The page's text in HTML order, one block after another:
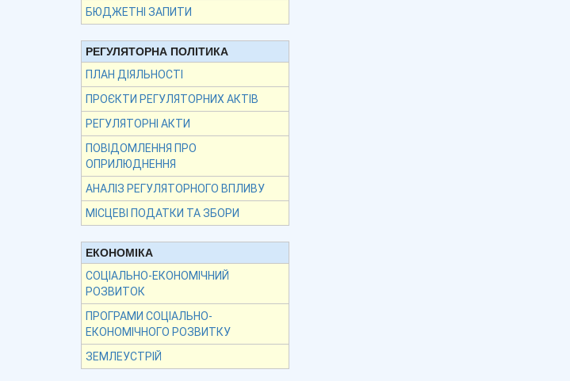
БЮДЖЕТНІ ЗАПИТИ
РЕГУЛЯТОРНА ПОЛІТИКА
ПЛАН ДІЯЛЬНОСТІ
ПРОЄКТИ РЕГУЛЯТОРНИХ АКТІВ
РЕГУЛЯТОРНІ АКТИ
ПОВІДОМЛЕННЯ ПРО
ОПРИЛЮДНЕННЯ
АНАЛІЗ РЕГУЛЯТОРНОГО ВПЛИВУ
МІСЦЕВІ ПОДАТКИ ТА ЗБОРИ
ЕКОНОМІКА
СОЦІАЛЬНО-ЕКОНОМІЧНИЙ
РОЗВИТОК
ПРОГРАМИ СОЦІАЛЬНО-
ЕКОНОМІЧНОГО РОЗВИТКУ
ЗЕМЛЕУСТРІЙ